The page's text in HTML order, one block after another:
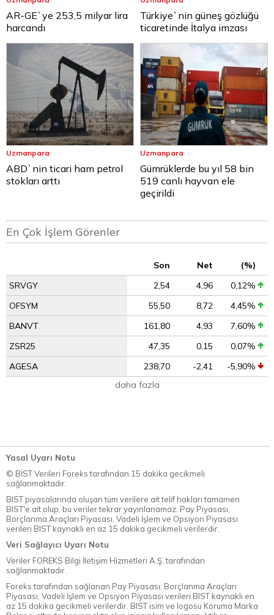
AR-GE`ye 253,5 milyar lira
harcandı
Türkiye`nin güneş gözlüğü
ticaretinde İtalya imzası
Uzmanpara
ABD`nin ticari ham petrol
stokları arttı
Uzmanpara
Gümrüklerde bu yıl 58 bin
519 canlı hayvan ele
geçirildi
En Çok İşlem Görenler
Son Net
(%)
SRVGY
2,54 4,96
0,12%
OFSYM
55,50 8,72
4,45%
BANVT
161,80 4,93
7,60%
ZSR25
47,35 0,15
0,07%
AGESA
238,70 -2,41
-5,90%
daha fazla
Yasal Uyarı Notu
© BİST Verileri Foreks tarafından 15 dakika gecikmeli
sağlanmaktadır.
BIST piyasalarında oluşan tüm verilere ait telif hakları tamamen
BIST'e ait olup, bu veriler tekrar yayınlanamaz. Pay Piyasası,
Borçlanma Araçları Piyasası, Vadeli İşlem ve Opsiyon Piyasası
verileri BIST kaynaklı en az 15 dakika gecikmeli verilerdir.
Veri Sağlayıcı Uyarı Notu
Veriler FOREKS Bilgi İletişim Hizmetleri A.Ş. tarafından
sağlanmaktadır.
Foreks tarafından sağlanan Pay Piyasası, Borçlanma Araçları
Piyasası, Vadeli İşlem ve Opsiyon Piyasası verileri BIST kaynaklı en
az 15 dakika gecikmeli verilerdir. BIST isim ve logosu Koruma Marka